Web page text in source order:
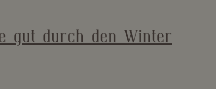
gut durch den Winter